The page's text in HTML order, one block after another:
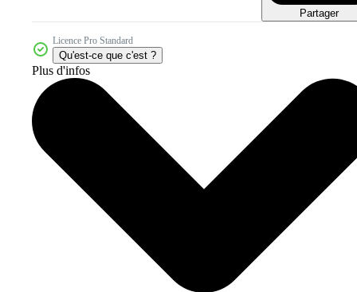
Partager
Licence Pro Standard
Qu'est-ce que c'est ?
Plus d'infos